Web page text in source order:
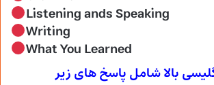
Listening ands Speaking
Writing
What You Learned
بالا شامل پاسخ های زیر